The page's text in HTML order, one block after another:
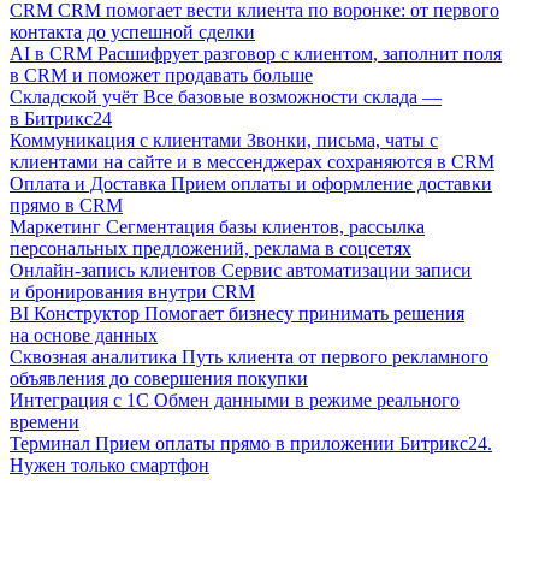
CRM CRM помогает вести клиента по воронке: от первого
контакта до успешной сделки
AI в CRM Расшифрует разговор с клиентом, заполнит поля
в CRM и поможет продавать больше
Складской учёт Все базовые возможности склада —
в Битрикс24
Коммуникация с клиентами Звонки, письма, чаты с
клиентами на сайте и в мессенджерах сохраняются в CRM
Оплата и Доставка Прием оплаты и оформление доставки
прямо в CRM
Маркетинг Сегментация базы клиентов, рассылка
персональных предложений, реклама в соцсетях
Онлайн-запись клиентов Сервис автоматизации записи
и бронирования внутри CRM
BI Конструктор Помогает бизнесу принимать решения
на основе данных
Сквозная аналитика Путь клиента от первого рекламного
объявления до совершения покупки
Интеграция с 1С Обмен данными в режиме реального
времени
Терминал Прием оплаты прямо в приложении Битрикс24.
Нужен только смартфон